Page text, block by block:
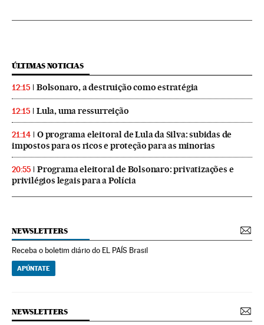
ÚLTIMAS NOTICIAS
12:15 Bolsonaro, a destruição como estratégia
12:15 Lula, uma ressurreição
21:14
O programa eleitoral de Lula da Silva: subidas de
impostos para os ricos e proteção para as minorias
20:55
Programa eleitoral de Bolsonaro: privatizações e
privilégios legais para a Polícia
NEWSLETTERS
Receba o boletim diário do EL PAÍS Brasil
APÚNTATE
NEWSLETTERS